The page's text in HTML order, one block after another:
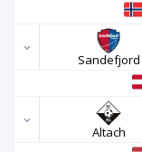
Sandefjord
Altach